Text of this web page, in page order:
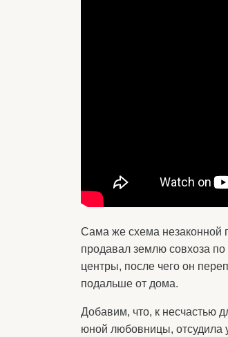
Сама же схема незаконной
продавал землю совхоза
центры, после чего он
подальше от дома.
Добавим, что, к несчастью
юной любовницы, отсудила